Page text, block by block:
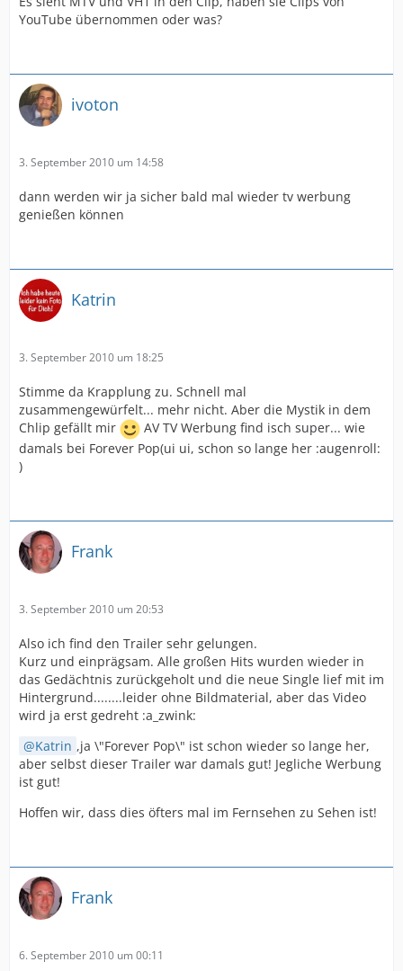
YouTube übernommen oder was?
ivoton
3. September 2010 um 14:58
dann werden wir ja sicher bald mal wieder tv werbung
genießen können
Katrin
3. September 2010 um 18:25
Stimme da Krapplung zu. Schnell mal
zusammengewürfelt... mehr nicht. Aber die Mystik in dem
Chlip gefällt mir
AV TV Werbung find isch super... wie
damals bei Forever Pop(ui ui, schon so lange her :augenroll:
)
Frank
3. September 2010 um 20:53
Also ich find den Trailer sehr gelungen.
Kurz und einprägsam. Alle großen Hits wurden wieder in
das Gedächtnis zurückgeholt und die neue Single lief mit im
Hintergrund........leider ohne Bildmaterial, aber das Video
wird ja erst gedreht :a_zwink:
Katrin ,ja \"Forever Pop\" ist schon wieder so lange her,
aber selbst dieser Trailer war damals gut! Jegliche Werbung
ist gut!
Hoffen wir, dass dies öfters mal im Fernsehen zu Sehen ist!
Frank
6. September 2010 um 00:11